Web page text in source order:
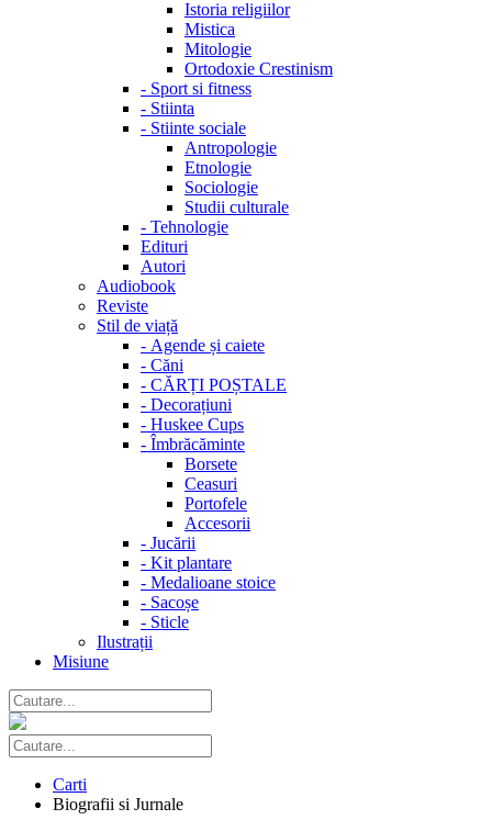
Istoria religiilor
Mistica
Mitologie
Ortodoxie Crestinism
- Sport si fitness
- Stiinta
- Stiinte sociale
Antropologie
Etnologie
Sociologie
Studii culturale
- Tehnologie
Edituri
Autori
Audiobook
Reviste
Stil de viață
- Agende și caiete
- Căni
- CĂRȚI POȘTALE
- Decorațiuni
- Huskee Cups
- Îmbrăcăminte
Borsete
Ceasuri
Portofele
Accesorii
- Jucării
- Kit plantare
- Medalioane stoice
- Sacoșe
- Sticle
Ilustrații
Misiune
Carti
Biografii si Jurnale